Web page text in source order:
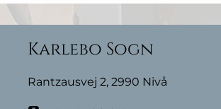
Karlebo Sogn
Rantzausvej 2, 2990 Nivå